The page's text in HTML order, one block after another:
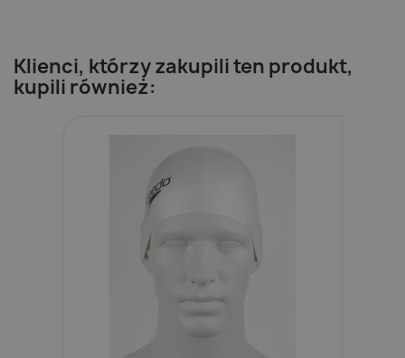
Klienci, którzy zakupili ten produkt,
kupili również: